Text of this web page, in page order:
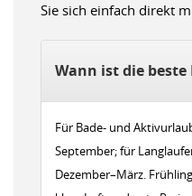
Sie sich einfach direkt
Wann ist die
Für Bade- und
September; für
Dezember–März.